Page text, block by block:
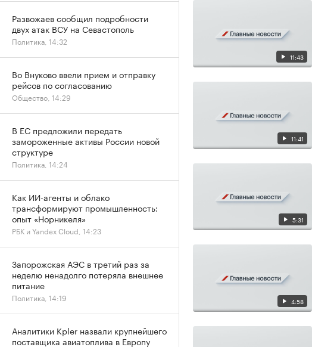
11:43
11:41
5:31
4:58
Развожаев сообщил подробности
двух атак ВСУ на Севастополь
Политика, 14:32
Во Внуково ввели прием и отправку
рейсов по согласованию
Общество, 14:29
В ЕС предложили передать
замороженные активы России новой
структуре
Политика, 14:24
Как ИИ-агенты и облако
трансформируют промышленность:
опыт «Норникеля»
РБК и Yandex Cloud, 14:23
Запорожская АЭС в третий раз за
неделю ненадолго потеряла внешнее
питание
Политика, 14:19
Аналитики Kpler назвали крупнейшего
поставщика авиатоплива в Европу